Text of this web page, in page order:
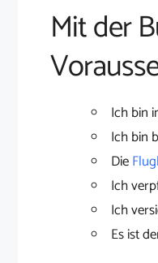
Mit der
Ich bin
Ich bin
Die
Ich
Ich
Es ist